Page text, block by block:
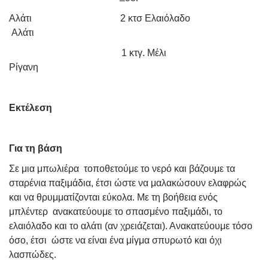
Αλάτι
2 κτσ Ελαιόλαδο
Αλάτι
1 κτγ. Μέλι
Ρίγανη
Εκτέλεση
Για τη βάση
Σε μια μπωλιέρα τοποθετούμε το νερό και βάζουμε τα
σταρένια παξιμάδια, έτσι ώστε να μαλακώσουν ελαφρώς
και να θρυμματίζονται εύκολα. Με τη βοήθεια ενός
μπλέντερ ανακατεύουμε το σπασμένο παξιμάδι, το
ελαιόλαδο και το αλάτι (αν χρειάζεται). Ανακατεύουμε τόσο
όσο, έτσι ώστε να είναι ένα μίγμα σπυρωτό και όχι
λασπώδες.